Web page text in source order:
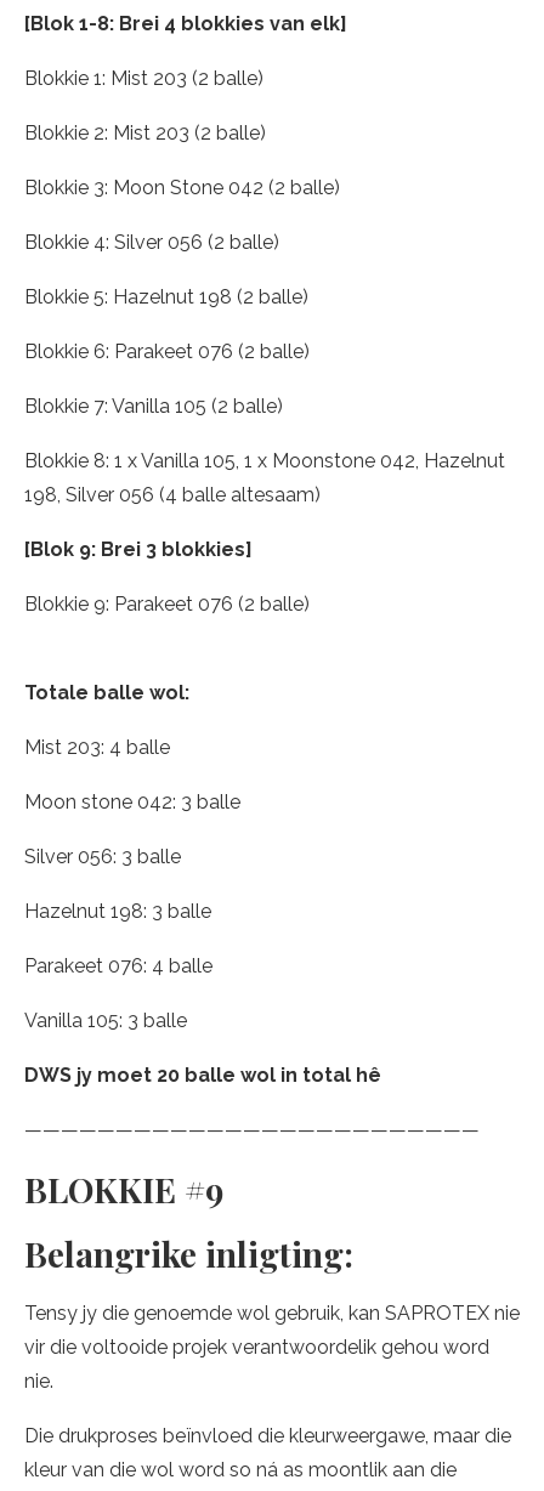
[Blok 1-8: Brei 4 blokkies van elk]
Blokkie 1: Mist 203 (2 balle)
Blokkie 2: Mist 203 (2 balle)
Blokkie 3: Moon Stone 042 (2 balle)
Blokkie 4: Silver 056 (2 balle)
Blokkie 5: Hazelnut 198 (2 balle)
Blokkie 6: Parakeet 076 (2 balle)
Blokkie 7: Vanilla 105 (2 balle)
Blokkie 8: 1 x Vanilla 105, 1 x Moonstone 042, Hazelnut
198, Silver 056 (4 balle altesaam)
[Blok 9: Brei 3 blokkies]
Blokkie 9: Parakeet 076 (2 balle)
Totale balle wol:
Mist 203: 4 balle
Moon stone 042: 3 balle
Silver 056: 3 balle
Hazelnut 198: 3 balle
Parakeet 076: 4 balle
Vanilla 105: 3 balle
DWS jy moet 20 balle wol in total hê
—————————————————————————
BLOKKIE #9
Belangrike inligting:
Tensy jy die genoemde wol gebruik, kan SAPROTEX nie
vir die voltooide projek verantwoordelik gehou word
nie.
Die drukproses beïnvloed die kleurweergawe, maar die
kleur van die wol word so ná as moontlik aan die